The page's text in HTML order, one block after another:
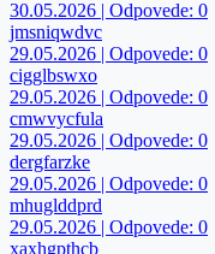
30.05.2026 | Odpovede: 0
jmsniqwdvc
29.05.2026 | Odpovede: 0
cigglbswxo
29.05.2026 | Odpovede: 0
cmwvycfula
29.05.2026 | Odpovede: 0
dergfarzke
29.05.2026 | Odpovede: 0
mhuglddprd
29.05.2026 | Odpovede: 0
xaxhgpthcb